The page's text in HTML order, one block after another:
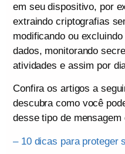
em seu dispositivo, por
extraindo criptografias
modificando ou
dados, monitorando
atividades e assim por
Confira os artigos a
descubra como você
desse tipo de mensagem
– 10 dicas para proteger